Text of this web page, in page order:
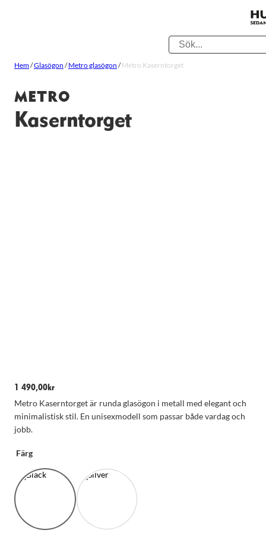
Hem/Glasögon /Metro glasögon /Metro Kaserntorget
METRO
Kaserntorget
1 490,00 kr
Metro Kaserntorget är runda glasögon i metall med elegant och
minimalistisk stil. En unisexmodell som passar både vardag och
jobb.
Färg
Nödvändiga
går inte att
välja bort.
hemsidan
över huvud